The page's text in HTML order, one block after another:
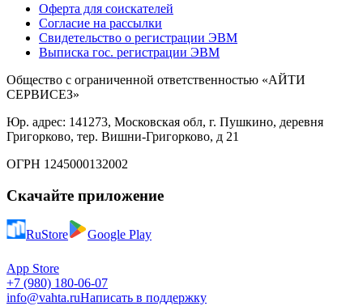
Оферта для соискателей
Согласие на рассылки
Свидетельство о регистрации ЭВМ
Выписка гос. регистрации ЭВМ
Общество с ограниченной ответственностью «АЙТИ
СЕРВИСЕЗ»
Юр. адрес: 141273, Московская обл, г. Пушкино, деревня
Григорково, тер. Вишни-Григорково, д 21
ОГРН 1245000132002
Скачайте приложение
RuStore Google Play
App Store
+7 (980) 180-06-07
info@vahta.ruНаписать в поддержку